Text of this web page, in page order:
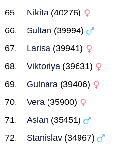
Nikita (40276)
Sultan (39994)
Larisa (39941)
Viktoriya (39631)
Gulnara (39406)
Vera (35900)
Aslan (35451)
Stanislav (34967)